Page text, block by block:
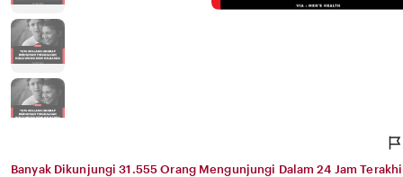
Banyak Dikunjungi 31.555 Orang Mengunjungi Dalam 24 Jam